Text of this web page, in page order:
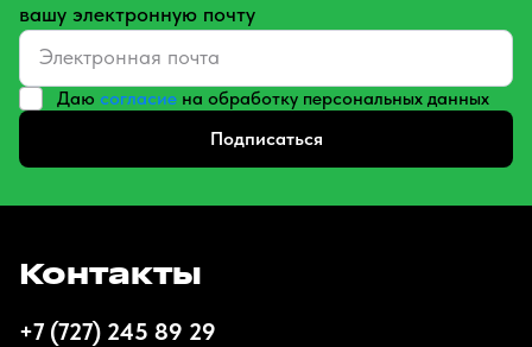
вашу электронную почту
Даю согласие на обработку персональных данных
Подписаться
Контакты
+7 (727) 245 89 29